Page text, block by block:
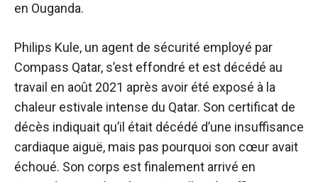
en Ouganda.
Philips Kule, un agent de sécurité employé par
Compass Qatar, s’est effondré et est décédé au
travail en août 2021 après avoir été exposé à la
chaleur estivale intense du Qatar. Son certificat de
décès indiquait qu’il était décédé d’une insuffisance
cardiaque aiguë, mais pas pourquoi son cœur avait
échoué. Son corps est finalement arrivé en